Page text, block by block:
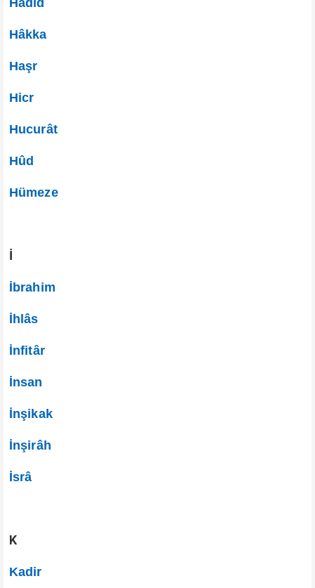
Hadid
Hâkka
Haşr
Hicr
Hucurât
Hûd
Hümeze
İ
İbrahim
İhlâs
İnfitâr
İnsan
İnşikak
İnşirâh
İsrâ
K
Kadir